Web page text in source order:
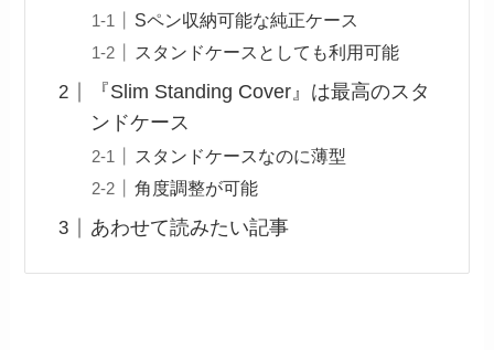
Sペン収納可能な純正ケース
スタンドケースとしても利用可能
『Slim Standing Cover』は最高のスタ
ンドケース
スタンドケースなのに薄型
角度調整が可能
あわせて読みたい記事